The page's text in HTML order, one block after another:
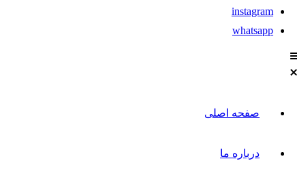
instagram
whatsapp
صفحه اصلی
درباره ما